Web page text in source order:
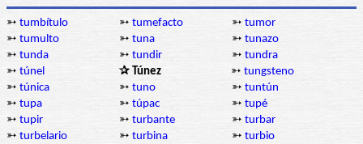
➳ tumbítulo ➳ tumefacto ➳ tumor
➳ tumulto ➳ tuna ➳ tunazo
➳ tunda ➳ tundir ➳ tundra
➳ túnel ✰ Túnez ➳ tungsteno
➳ túnica ➳ tuno ➳ tuntún
➳ tupa ➳ túpac ➳ tupé
➳ tupir ➳ turbante ➳ turbar
➳ turbelario ➳ turbina ➳ turbio